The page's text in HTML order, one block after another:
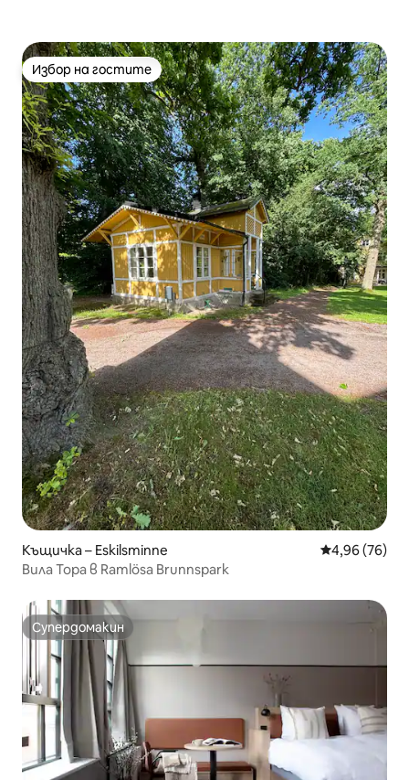
Избор на гостите
Избор на гостите
Къщичка – Eskilsminne Средна
4,96 (76)
Вила Тора в Ramlösa Brunnspark
Супердомакин
Супердомакин